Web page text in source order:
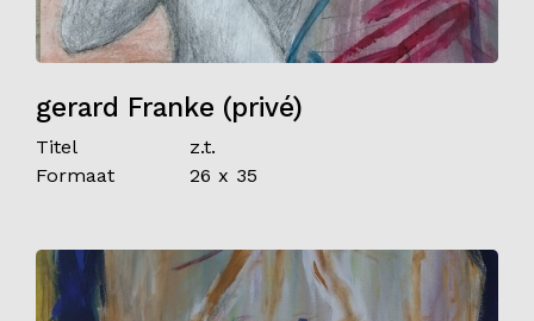
gerard Franke (privé)
Titel
z.t.
Formaat
26 x 35